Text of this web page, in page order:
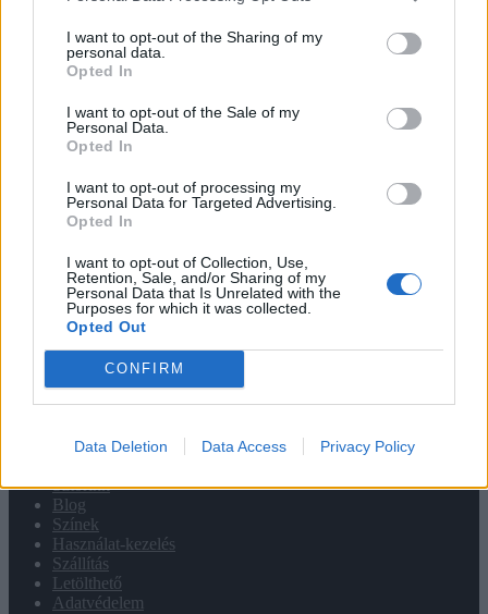
I want to opt-out of the Sharing of my
personal data.
Opted In
I want to opt-out of the Sale of my
Personal Data.
Opted In
I want to opt-out of processing my
Personal Data for Targeted Advertising.
Opted In
I want to opt-out of Collection, Use,
Retention, Sale, and/or Sharing of my
Personal Data that Is Unrelated with the
Purposes for which it was collected.
Opted Out
CONFIRM
Data Deletion Data Access Privacy Policy
Sztorink
Blog
Színek
Használat-kezelés
Szállítás
Letölthető
Adatvédelem